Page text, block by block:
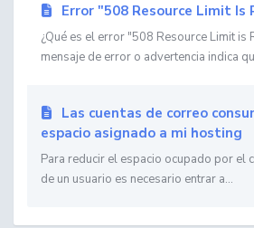
Error "508 Resource Limit Is
¿Qué es el error "508 Resource Limit is
mensaje de error o advertencia indica
Las cuentas de correo
espacio asignado a mi hosting
Para reducir el espacio ocupado por el
de un usuario es necesario entrar a...